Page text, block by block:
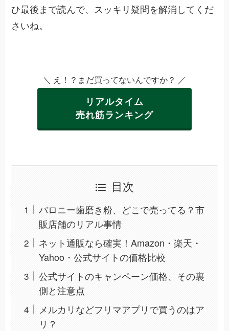
ひ最後まで読んで、スッキリ疑問を解消してくだ
さいね。
＼ え！？まだ買ってないんですか？ ／
リアルタイム
売れ筋ランキング
目次
バロニー歯磨き粉、どこで売ってる？市
販店舗のリアル事情
ネット通販なら確実！Amazon・楽天・
Yahoo・公式サイトの価格比較
公式サイトのキャンペーン価格、その裏
側と注意点
メルカリなどフリマアプリで買うのはア
リ？